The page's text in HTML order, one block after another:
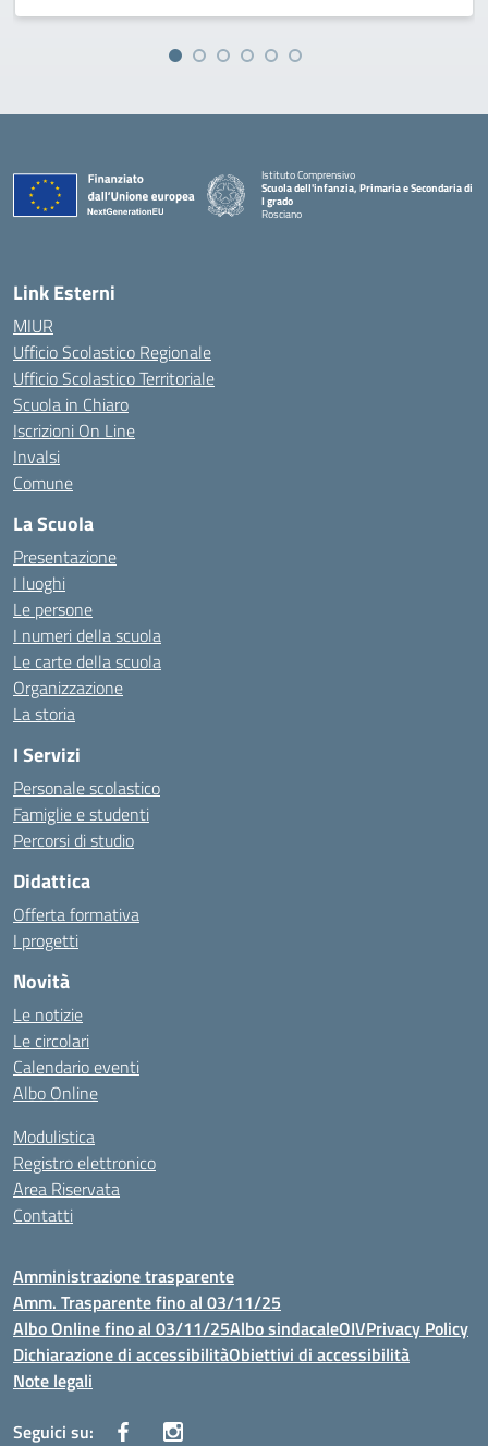
Istituto Comprensivo
Scuola dell'infanzia, Primaria e Secondaria di
I grado
Rosciano
Link Esterni
MIUR
Ufficio Scolastico Regionale
Ufficio Scolastico Territoriale
Scuola in Chiaro
Iscrizioni On Line
Invalsi
Comune
La Scuola
Presentazione
I luoghi
Le persone
I numeri della scuola
Le carte della scuola
Organizzazione
La storia
I Servizi
Personale scolastico
Famiglie e studenti
Percorsi di studio
Didattica
Offerta formativa
I progetti
Novità
Le notizie
Le circolari
Calendario eventi
Albo Online
Modulistica
Registro elettronico
Area Riservata
Contatti
Amministrazione trasparente
Amm. Trasparente fino al 03/11/25
Albo Online fino al 03/11/25Albo sindacaleOIVPrivacy Policy
Dichiarazione di accessibilitàObiettivi di accessibilità
Note legali
Seguici su: